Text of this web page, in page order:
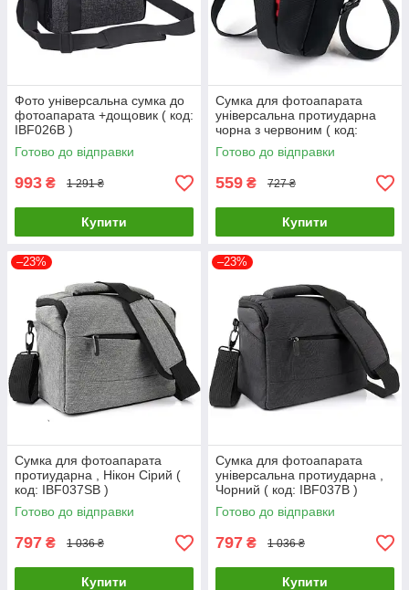
Фото універсальна сумка до
фотоапарата +дощовик ( код:
IBF026B )
Готово до відправки
993 ₴ 1 291 ₴
Купити
Сумка для фотоапарата
універсальна протиударна
чорна з червоним ( код:
IBF035BR )
Готово до відправки
559 ₴ 727 ₴
Купити
–23%
Сумка для фотоапарата
протиударна , Нікон Сірий (
код: IBF037SB )
Готово до відправки
797 ₴ 1 036 ₴
Купити
–23%
Сумка для фотоапарата
універсальна протиударна ,
Чорний ( код: IBF037B )
Готово до відправки
797 ₴ 1 036 ₴
Купити